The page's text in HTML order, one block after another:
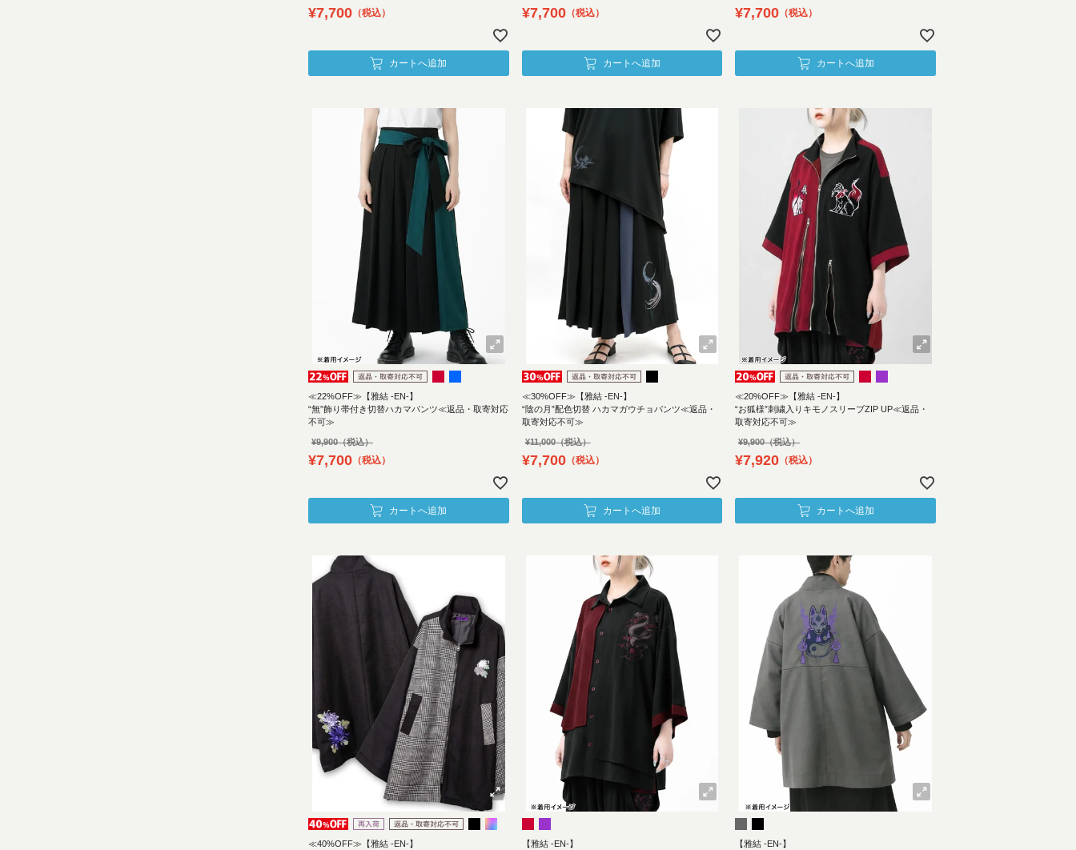
¥7,700 税込
カートへ追加
¥7,700 税込
カートへ追加
¥7,700 税込
カートへ追加
≪22%OFF≫【雅結 -EN-】
“無”飾り帯付き切替ハカマパンツ≪返品・取寄対応
不可≫
¥9,900
¥7,700 税込
カートへ追加
≪30%OFF≫【雅結 -EN-】
“陰の月”配色切替 ハカマガウチョパンツ≪返品・
取寄対応不可≫
¥11,000
¥7,700 税込
カートへ追加
≪20%OFF≫【雅結 -EN-】
“お狐様”刺繍入りキモノスリーブZIP UP≪返品・
取寄対応不可≫
¥9,900
¥7,920 税込
カートへ追加
≪40%OFF≫【雅結 -EN-】
【雅結 -EN-】
【雅結 -EN-】